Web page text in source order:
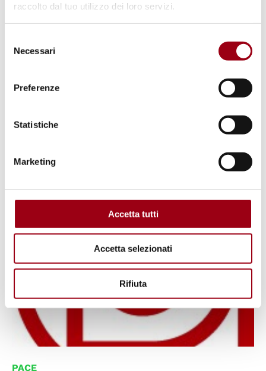
raccolto dal tuo utilizzo dei loro servizi.
delNecessari
Preferenze
Statistiche
Marketing
Accetta tutti
Accetta selezionati
Rifiuta
NAZIONI UNITE / ONU
Riattivare l’ONU: il progetto più
ampio
01.06.2000
PACE